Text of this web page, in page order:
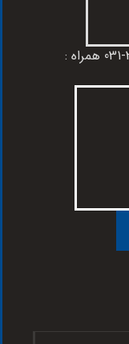
تلفن دفتر تحویل سفارشات : 34502532-031 همراه :